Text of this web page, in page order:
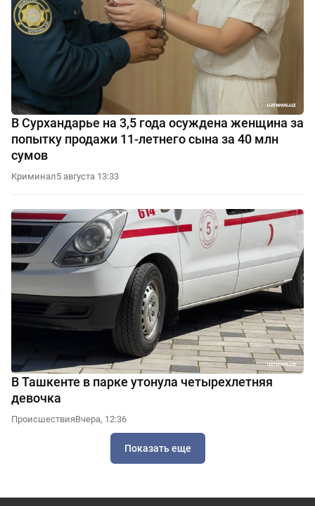
В Сурхандарье на 3,5 года осуждена женщина за
попытку продажи 11-летнего сына за 40 млн
сумов
Криминал5 августа 13:33
В Ташкенте в парке утонула четырехлетняя
девочка
ПроисшествияВчера, 12:36
Показать еще